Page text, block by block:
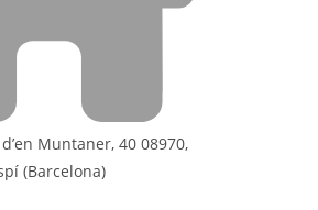
Muntaner, 40 08970,
(Barcelona)